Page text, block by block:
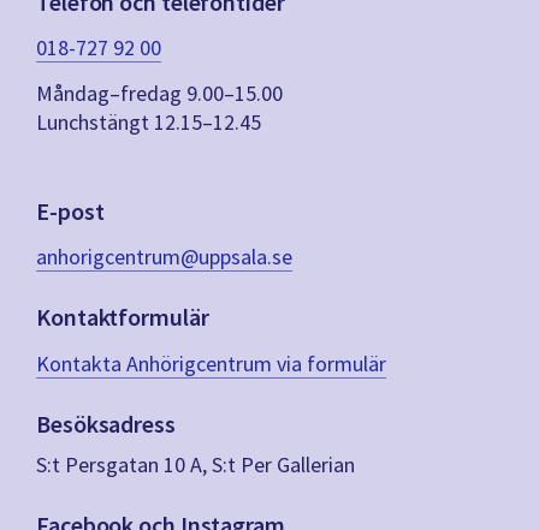
018-727 92 00
Måndag–fredag 9.00–15.00
Lunchstängt 12.15–12.45
E-post
anhorigcentrum@uppsala.se
Kontaktformulär
Kontakta Anhörigcentrum via formulär
Besöksadress
S:t Persgatan 10 A, S:t Per Gallerian
Facebook och Instagram